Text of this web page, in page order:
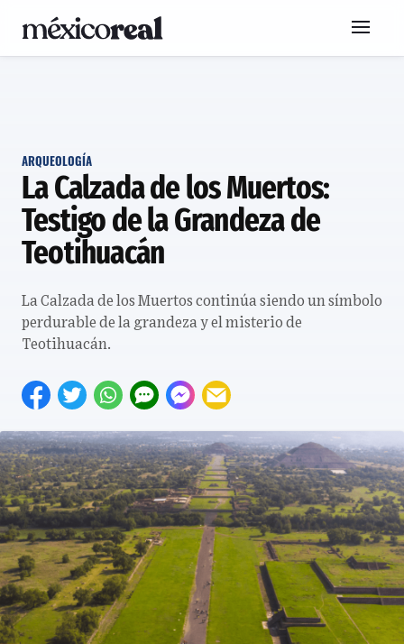
ARQUEOLOGÍA
La Calzada de los Muertos:
Testigo de la Grandeza de
Teotihuacán
La Calzada de los Muertos continúa siendo un símbolo
perdurable de la grandeza y el misterio de
Teotihuacán.